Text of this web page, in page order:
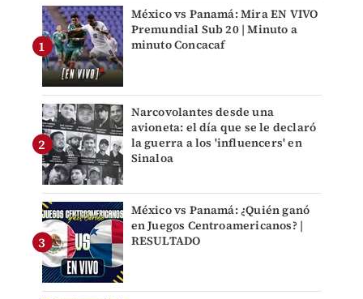
México vs Panamá: Mira EN VIVO
Premundial Sub 20 | Minuto a
minuto Concacaf
Narcovolantes desde una
avioneta: el día que se le declaró
la guerra a los 'influencers' en
Sinaloa
México vs Panamá: ¿Quién ganó
en Juegos Centroamericanos? |
RESULTADO